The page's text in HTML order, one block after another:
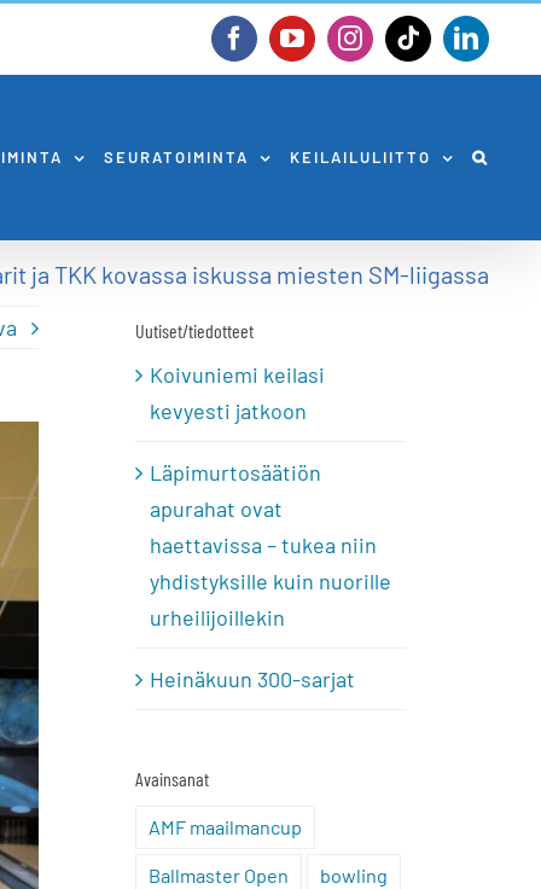
FacebookYouTubeInstagram
Tiktok
SEURATOIMINTA KEILAILULIITTO
ja TKK kovassa iskussa miesten SM-liigassa
Uutiset/tiedotteet
Koivuniemi keilasi
kevyesti jatkoon
Läpimurtosäätiön
apurahat ovat
haettavissa – tukea niin
yhdistyksille kuin nuorille
urheilijoillekin
Heinäkuun 300-sarjat
Avainsanat
AMF maailmancup
Ballmaster Open bowling